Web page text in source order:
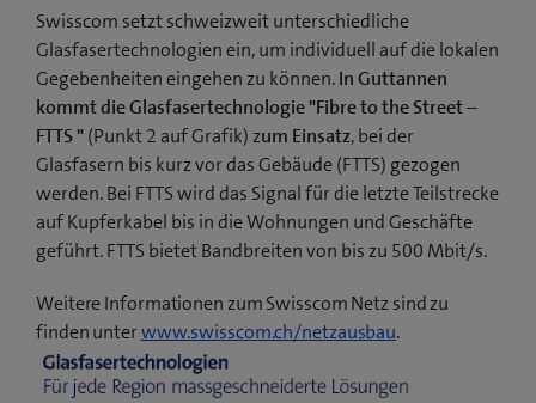
Swisscom setzt schweizweit unterschiedliche
Glasfasertechnologien ein, um individuell auf die lokalen
Gegebenheiten eingehen zu können.In Guttannen
kommt die Glasfasertechnologie "Fibre to the Street –
FTTS "(Punkt 2 auf Grafik) zum Einsatz, bei der
Glasfasern bis kurz vor das Gebäude (FTTS) gezogen
werden. Bei FTTS wird das Signal für die letzte Teilstrecke
auf Kupferkabel bis in die Wohnungen und Geschäfte
geführt. FTTS bietet Bandbreiten von bis zu 500 Mbit/s.
Weitere Informationen zum Swisscom Netz sind zu
finden unterwww.swisscom.ch/netzausbau.